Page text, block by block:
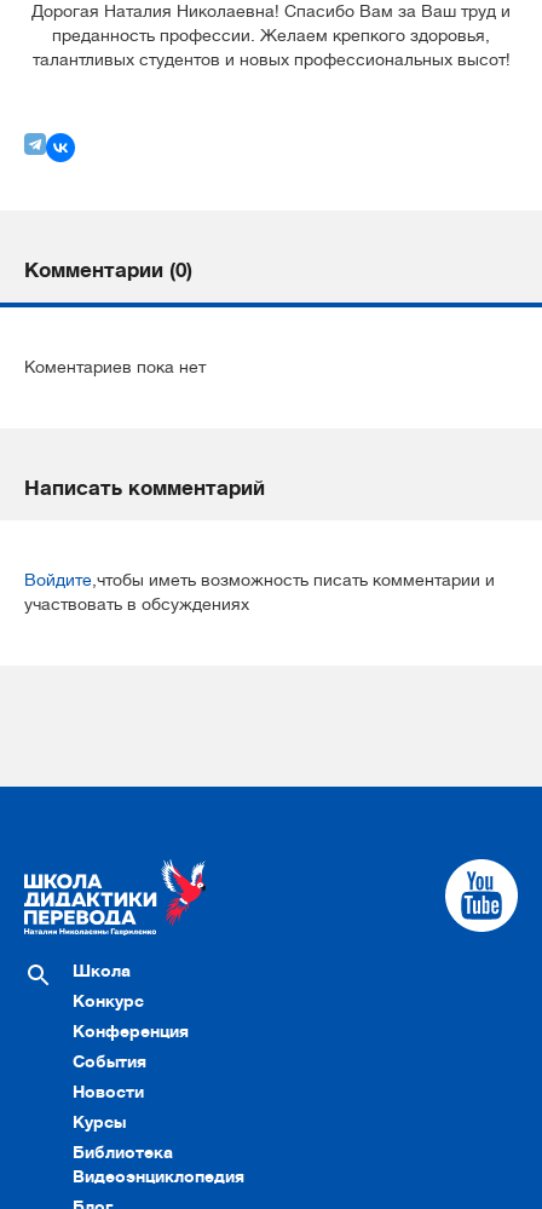
Дорогая Наталия Николаевна! Спасибо Вам за Ваш труд и
преданность профессии. Желаем крепкого здоровья,
талантливых студентов и новых профессиональных высот!
Комментарии (0)
Коментариев пока нет
Написать комментарий
Войдите ,чтобы иметь возможность писать комментарии и
участвовать в обсуждениях
Школа
Конкурс
Конференция
События
Новости
Курсы
Библиотека
Видеоэнциклопедия